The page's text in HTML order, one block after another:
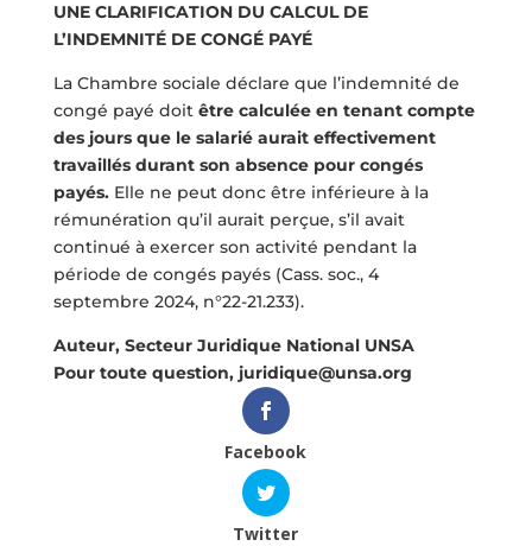
UNE CLARIFICATION DU CALCUL DE
L’INDEMNITÉ DE CONGÉ PAYÉ
La Chambre sociale déclare que l’indemnité de
congé payé doit être calculée en tenant compte
des jours que le salarié aurait effectivement
travaillés durant son absence pour congés
payés.Elle ne peut donc être inférieure à la
rémunération qu’il aurait perçue, s’il avait
continué à exercer son activité pendant la
période de congés payés (Cass. soc., 4
septembre 2024, n°22-21.233).
Auteur, Secteur Juridique National UNSA
Pour toute question, juridique@unsa.org
Facebook
Twitter